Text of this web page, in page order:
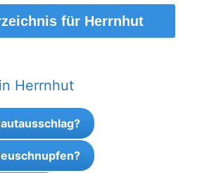
für Herrnhut
Herrnhut